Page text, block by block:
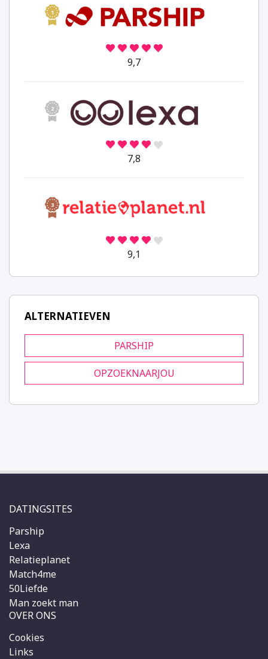
1
9,7
2
7,8
3
9,1
ALTERNATIEVEN
PARSHIP
OPZOEKNAARJOU
DATINGSITES
Parship
Lexa
Relatieplanet
Match4me
50Liefde
Man zoekt man
OVER ONS
Cookies
Links